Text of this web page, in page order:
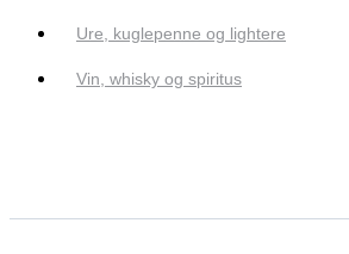
Ure, kuglepenne og lightere
Vin, whisky og spiritus